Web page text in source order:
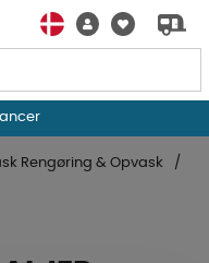
Rengøring & Opvask